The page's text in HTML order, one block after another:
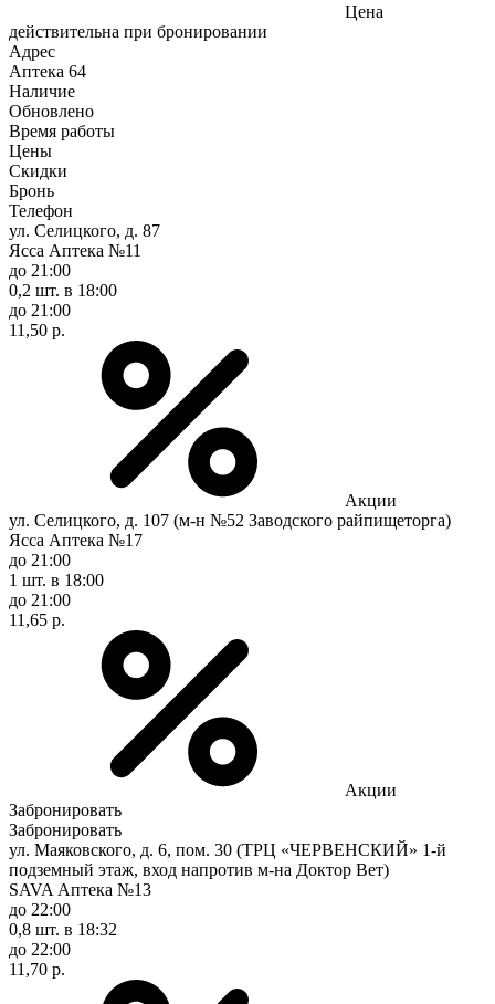
Цена
действительна при бронировании
Адрес
Аптека 64
Наличие
Обновлено
Время работы
Цены
Скидки
Бронь
Телефон
ул. Селицкого, д. 87
Ясса Аптека №11
до 21:00
0,2 шт. в 18:00
до 21:00
11,50 р.
Акции
ул. Селицкого, д. 107 (м-н №52 Заводского райпищеторга)
Ясса Аптека №17
до 21:00
1 шт. в 18:00
до 21:00
11,65 р.
Акции
Забронировать
Забронировать
ул. Маяковского, д. 6, пом. 30 (ТРЦ «ЧЕРВЕНСКИЙ» 1-й
подземный этаж, вход напротив м-на Доктор Вет)
SAVA Аптека №13
до 22:00
0,8 шт. в 18:32
до 22:00
11,70 р.